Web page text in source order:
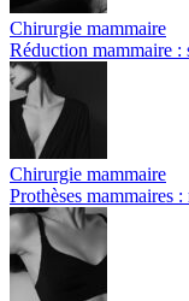
Chirurgie mammaire
Réduction mammaire :
Chirurgie mammaire
Prothèses mammaires